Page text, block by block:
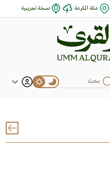
مكة المكرمة نسخة تجريبية